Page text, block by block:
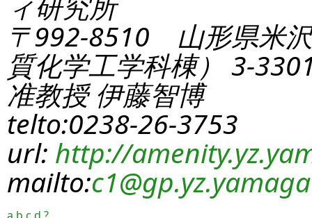
〒992-8510 山形県米
質化学工学科棟） 3-
准教授 伊藤智博
telto:0238-26-3753
url: http://
mailto:c1